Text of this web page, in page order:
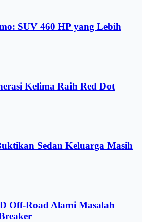
SUV 460 HP yang Lebih
Kelima Raih Red Dot
Sedan Keluarga Masih
Off-Road Alami Masalah